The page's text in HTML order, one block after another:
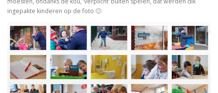
ingepakte kinderen op de foto 🙂